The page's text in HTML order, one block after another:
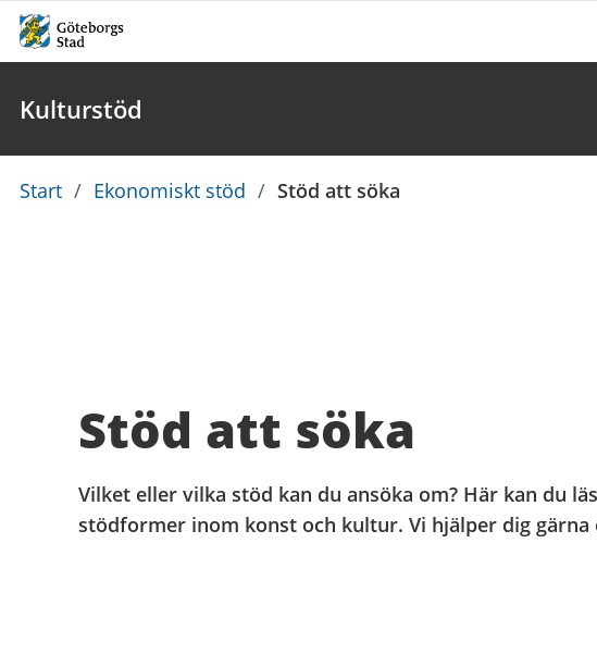
Kulturstöd
Du
Start / Ekonomiskt stöd / Stöd att söka
Stöd att söka
Vilket eller vilka stöd kan du ansöka om? Här kan du
stödformer inom konst och kultur. Vi hjälper dig